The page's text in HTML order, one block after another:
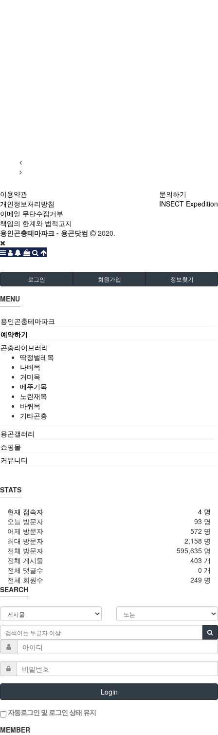
이용약관
개인정보처리방침
이메일 무단수집거부
책임의 한계와 법적고지
문의하기
INSECT Expedition
용인곤충테마파크 - 용곤닷컴 2020.
로그인 회원가입 정보찾기
MENU
용인곤충테마파크
예약하기
곤충라이브러리
딱정벌레목
나비목
거미목
메뚜기목
노린재목
바퀴목
기타곤충
용곤갤러리
쇼핑몰
커뮤니티
STATS
4 명
현재 접속자
93 명
오늘 방문자
572 명
어제 방문자
2,158 명
최대 방문자
595,635 명
전체 방문자
403 개
전체 게시물
0 개
전체 댓글수
249 명
전체 회원수
SEARCH
Login
자동로그인 및 로그인 상태 유지
MEMBER